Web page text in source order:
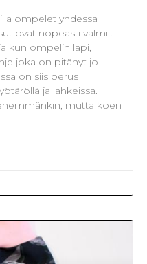
ompelet yhdessä
ovat nopeasti valmiit
kun ompelin läpi,
joka on pitänyt jo
on siis perus
ja lahkeissa.
mutta koen